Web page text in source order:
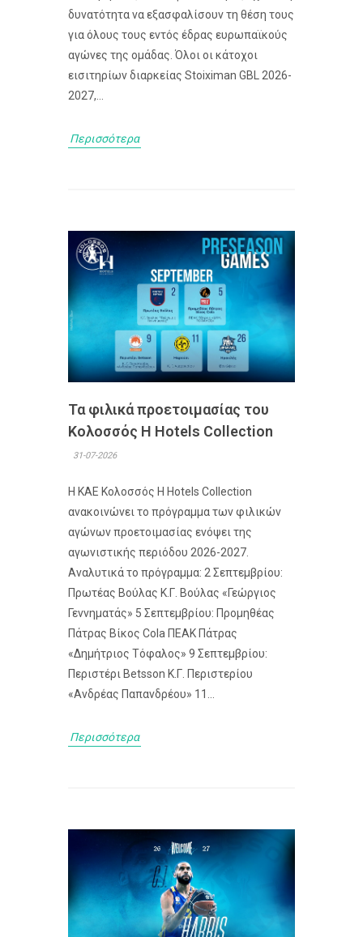
δυνατότητα να εξασφαλίσουν τη θέση τους
για όλους τους εντός έδρας ευρωπαϊκούς
αγώνες της ομάδας. Όλοι οι κάτοχοι
εισιτηρίων διαρκείας Stoiximan GBL 2026-
2027,...
Περισσότερα
Τα φιλικά προετοιμασίας του
Κολοσσός H Hotels Collection
31-07-2026
Η ΚΑΕ Κολοσσός H Hotels Collection
ανακοινώνει το πρόγραμμα των φιλικών
αγώνων προετοιμασίας ενόψει της
αγωνιστικής περιόδου 2026-2027.
Αναλυτικά το πρόγραμμα: 2 Σεπτεμβρίου:
Πρωτέας Βούλας Κ.Γ. Βούλας «Γεώργιος
Γεννηματάς» 5 Σεπτεμβρίου: Προμηθέας
Πάτρας Βίκος Cola ΠΕΑΚ Πάτρας
«Δημήτριος Τόφαλος» 9 Σεπτεμβρίου:
Περιστέρι Betsson Κ.Γ. Περιστερίου
«Ανδρέας Παπανδρέου» 11...
Περισσότερα